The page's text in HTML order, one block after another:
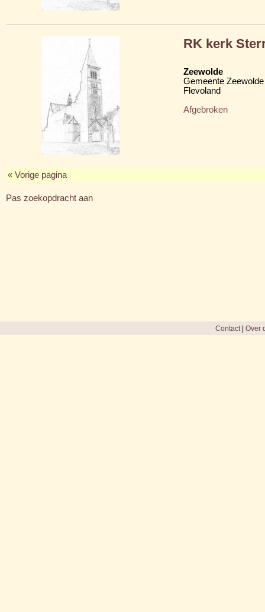
RK kerk
Zeewolde
Gemeente Zeewolde
Flevoland
Afgebroken
« Vorige pagina
Pas zoekopdracht aan
Contact| Over